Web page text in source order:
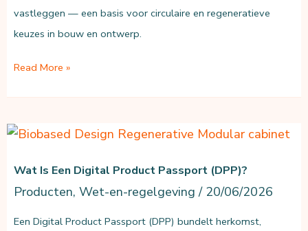
vastleggen — een basis voor circulaire en regeneratieve
keuzes in bouw en ontwerp.
Wat
bouwen
ontwerpen?
Read More »
Wat Is Een Digital Product Passport (DPP)?
Producten, Wet-en-regelgeving / 20/06/2026
Een Digital Product Passport (DPP) bundelt herkomst,